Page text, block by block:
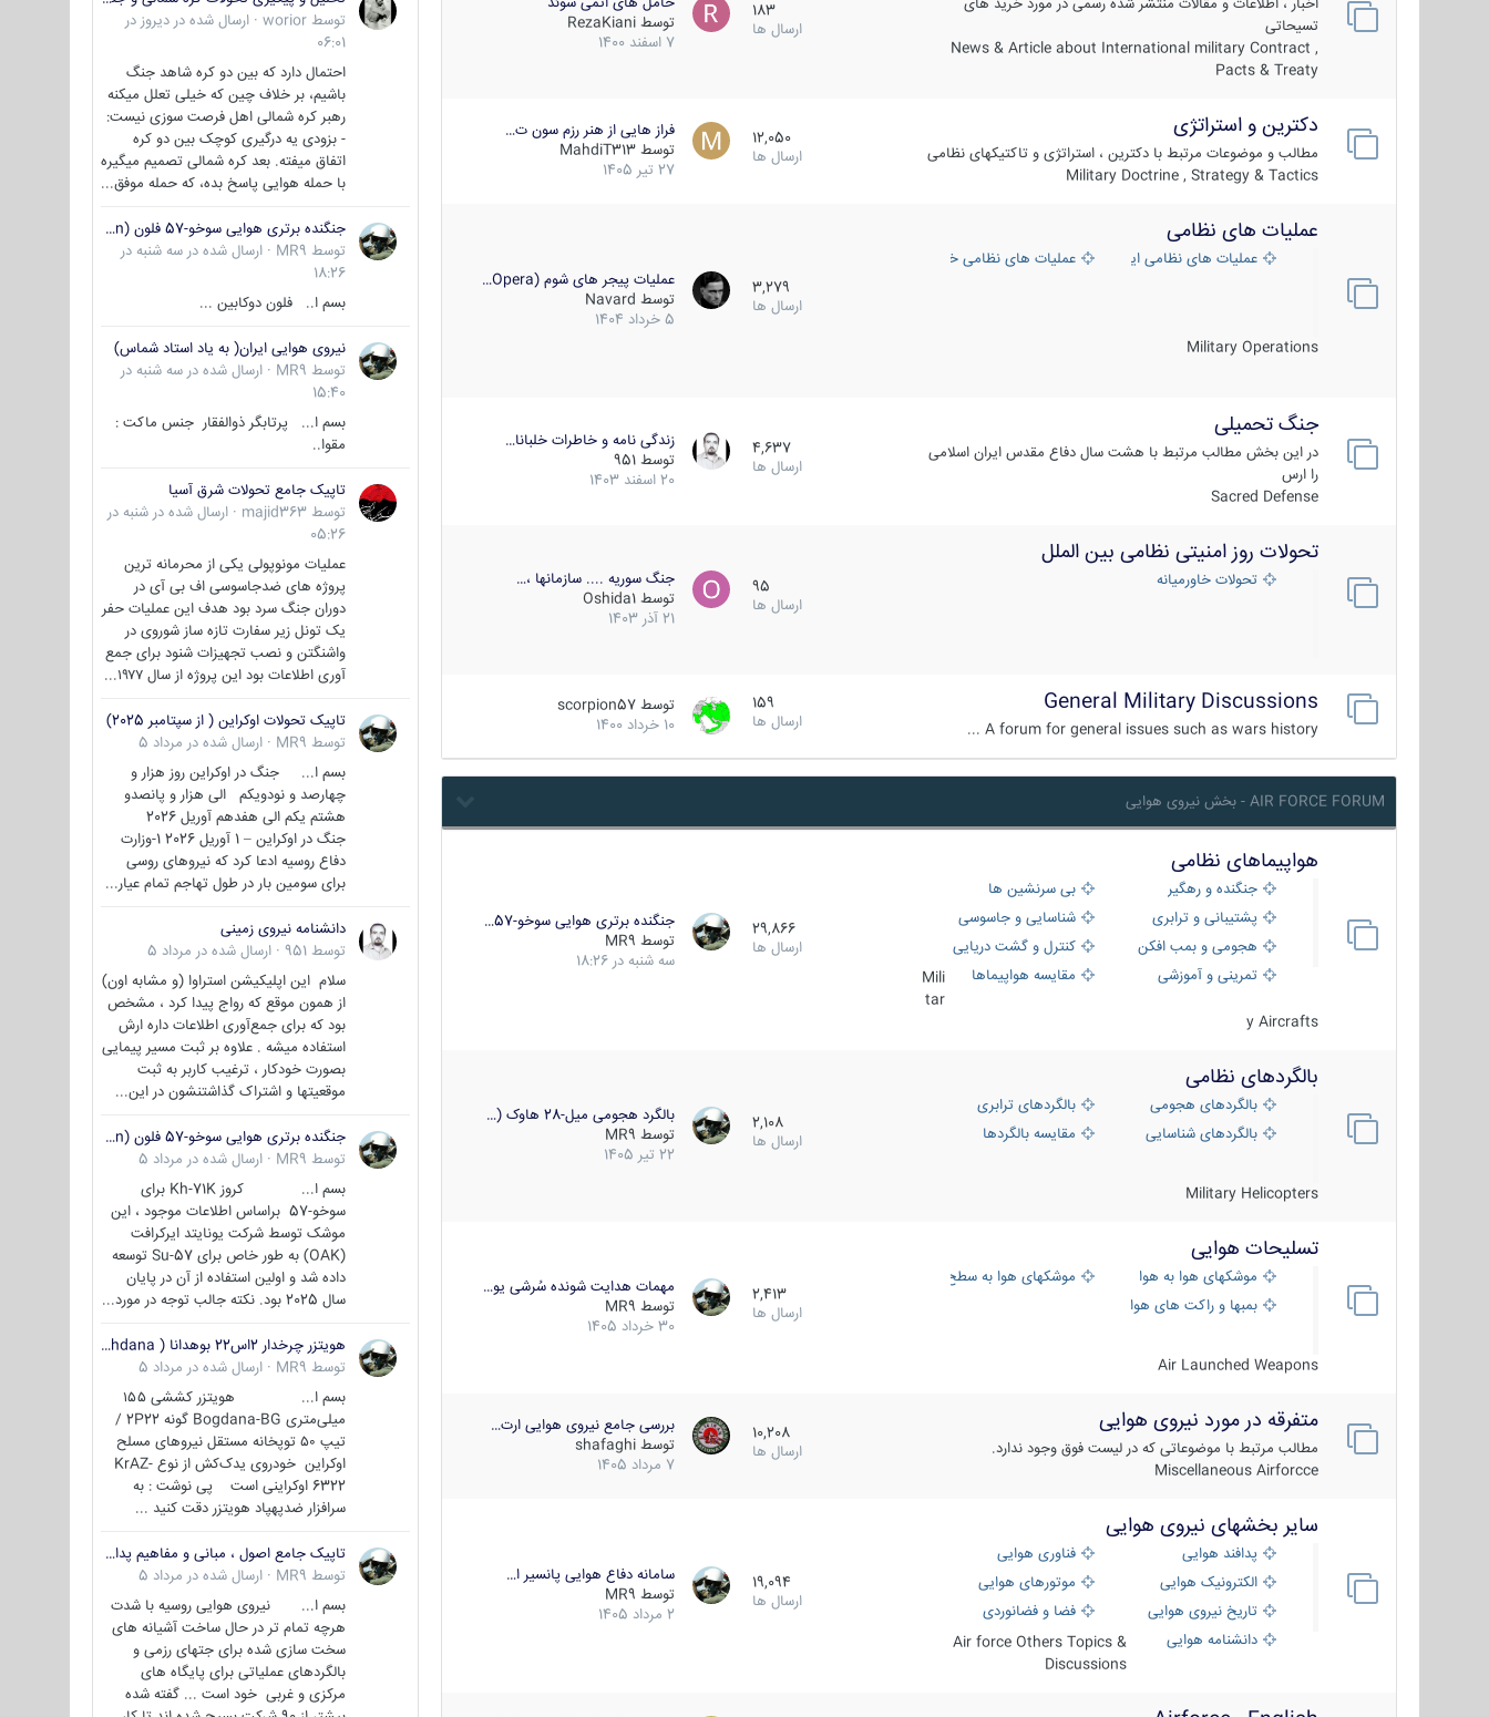
تسیحاتی
News & Article about International military Contract ,
Pacts & Treaty
183
ارسال ها
توسط RezaKiani
7 اسفند 1400
دکترین و استراتژی
مطالب و موضوعات مرتبط با دکترین ، استراتژی و تاکتیکهای نظامی
Military Doctrine , Strategy & Tactics
12,050
ارسال ها
فراز هایی از هنر رزم سون ت…
توسط MahdiT313
27 تیر 1405
عملیات های نظامی
عملیات های نظامی ایران عملیات های نظامی خارجی
Military Operations
3,279
ارسال ها
عملیات پیجر های شوم (Opera…
توسط Navard
5 خرداد 1404
جنگ تحمیلی
در این بخش مطالب مرتبط با هشت سال دفاع مقدس ایران اسلامی
را ارس
Sacred Defense
4,637
ارسال ها
زندگی نامه و خاطرات خلبانا…
توسط 951
20 اسفند 1403
تحولات روز امنیتی نظامی بین الملل
تحولات خاورمیانه
95
ارسال ها
جنگ سوریه .... سازمانها ،…
توسط Oshida1
21 آذر 1403
General Military Discussions
A forum for general issues such as wars history ...
159
ارسال ها
توسط scorpion57
10 خرداد 1400
AIR FORCE FORUM - بخش نیروی هوایی
هواپیماهای نظامی
جنگنده و رهگیر
بی سرنشین ها
پشتیبانی و ترابری
شناسایی و جاسوسی
هجومی و بمب افکن
کنترل و گشت دریایی
تمرینی و آموزشی
مقایسه هواپیماها
Mili
tar
y Aircrafts
29,866
ارسال ها
جنگنده برتری هوایی سوخو-57…
توسط MR9
سه شنبه در 18:26
بالگردهای نظامی
بالگردهای هجومی
بالگردهای ترابری
بالگردهای شناسایی
مقایسه بالگردها
Military Helicopters
2,108
ارسال ها
بالگرد هجومی میل-28 هاوک (…
توسط MR9
22 تیر 1405
تسلیحات هوایی
موشکهای هوا به هوا
موشکهای هوا به سطح
بمبها و راکت های هوایی
Air Launched Weapons
2,413
ارسال ها
مهمات هدایت شونده سُرشی یو…
توسط MR9
30 خرداد 1405
متفرقه در مورد نیروی هوایی
مطالب مرتبط با موضوعاتی که در لیست فوق وجود ندارد.
Miscellaneous Airforcce
10,208
ارسال ها
بررسی جامع نیروی هوایی ارت…
توسط shafaghi
7 مرداد 1405
سایر بخشهای نیروی هوایی
پدافند هوایی
فناوری هوایی
الکترونیک هوایی
موتورهای هوایی
تاریخ نیروی هوایی
فضا و فضانوردی
دانشنامه هوایی
Air force Others Topics &
Discussions
19,094
ارسال ها
سامانه دفاع هوایی پانسیر ا…
توسط MR9
2 مرداد 1405
توسط worior
· ارسال شده در دیروز در
06:01
احتمال دارد که بین دو کره شاهد جنگ
باشیم، بر خلاف چین که خیلی تعلل میکنه
رهبر کره شمالی اهل فرصت سوزی نیست:
- بزودی یه درگیری کوچک بین دو کره
اتفاق میفته. بعد کره شمالی تصمیم میگیره
با حمله هوایی پاسخ بده، که حمله موفق...
جنگنده برتری هوایی سوخو-57 فلون (Su-57/Felon)
توسط MR9
· ارسال شده در سه شنبه در
18:26
بسم ا.. فلون دوکابین ...
نیروی هوایی ایران( به یاد استاد شماس)
توسط MR9
· ارسال شده در سه شنبه در
15:40
بسم ا... پرتابگر ذوالفقار جنس ماکت :
مقوا..
تاپیک جامع تحولات شرق آسیا
توسط majid363
· ارسال شده در شنبه در
05:26
عملیات مونوپولی یکی از محرمانه ترین
پروژه های ضدجاسوسی اف بی آی در
دوران جنگ سرد بود هدف این عملیات حفر
یک تونل زیر سفارت تازه ساز شوروی در
واشنگتن و نصب تجهیزات شنود برای جمع
آوری اطلاعات بود این پروژه از سال ۱۹۷۷...
تاپیک تحولات اوکراین ( از سپتامبر 2025)
توسط MR9
· ارسال شده در مرداد 5
بسم ا... جنگ در اوکراین روز هزار و
چهارصد و نودویکم الی هزار و پانصدو
هشتم یکم الی هفدهم آوریل 2026
جنگ در اوکراین – 1 آوریل 2026 1-وزارت
دفاع روسیه ادعا کرد که نیروهای روسی
برای سومین بار در طول تهاجم تمام عیار...
دانشنامه نیروی زمینی
توسط 951
· ارسال شده در مرداد 5
سلام این اپلیکیشن استراوا (و مشابه اون)
از همون موقع که رواج پیدا کرد ، مشخص
بود که برای جمع‌آوری اطلاعات داره ارش
استفاده میشه . علاوه بر ثبت مسیر پیمایی
بصورت خودکار ، ترغیب کاربر به ثبت
موقعیتها و اشتراک‌ گذاشتنشون در این...
جنگنده برتری هوایی سوخو-57 فلون (Su-57/Felon)
توسط MR9
· ارسال شده در مرداد 5
بسم ا... کروز Kh-71K برای
سوخو-57 براساس اطلاعات موجود ، این
موشک توسط شرکت یونایتد ایرکرافت
(OAK) به طور خاص برای Su-57 توسعه
داده شد و اولین استفاده از آن در پایان
سال 2025 بود. نکته جالب توجه در مورد...
هویتزر چرخدار 2اس22 بوهدانا ( wheeled howitzer 2S22 Bohdana )
توسط MR9
· ارسال شده در مرداد 5
بسم ا... هویتزر کششی ۱۵۵
میلی‌متری Bogdana-BG گونه 2P22 /
تیپ ۵۰ توپخانه مستقل نیروهای مسلح
اوکراین خودروی یدک‌کش از نوع KrAZ-
6322 اوکراینی است پی نوشت : به
سرافزار ضدپهپاد هویتزر دقت کنید ...
تاپیک جامع اصول ، مبانی و مفاهیم پدافند غیر عامل
توسط MR9
· ارسال شده در مرداد 5
بسم ا... نیروی هوایی روسیه با شدت
هرچه تمام تر در حال ساخت آشیانه های
سخت سازی شده برای جتهای رزمی و
بالگردهای عملیاتی برای پایگاه های
مرکزی و غربی خود است ... گفته شده